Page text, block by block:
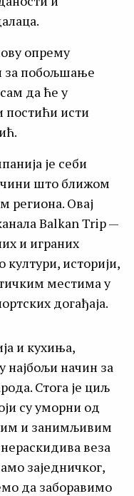
опрему
за побољшање
да ће у
постићи исти
је себи
што ближом
региона. Овај
Balkan Trip —
и играних
култури, историји,
местима у
догађаја.
и кухиња,
најбољи начин за
Стога је циљ
су уморни од
и занимљивим
веза
заједничког,
да заборавимо